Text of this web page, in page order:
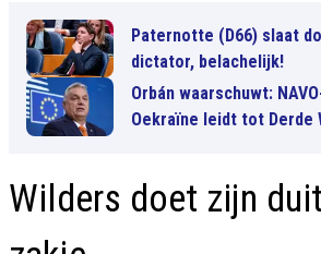
Paternotte (D66) slaat
dictator, belachelijk!
Orbán waarschuwt:
Oekraïne leidt tot Derde
Wilders doet zijn